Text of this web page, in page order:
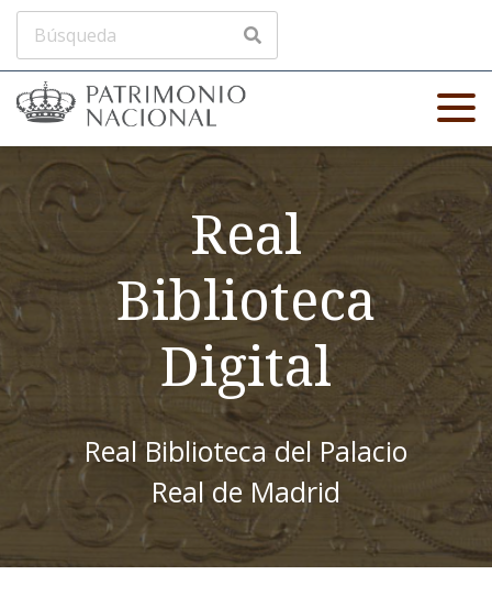
Real
Biblioteca
Digital
Real Biblioteca del Palacio
Real de Madrid